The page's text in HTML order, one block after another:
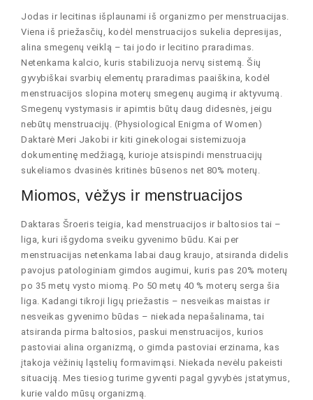
Jodas ir lecitinas išplaunami iš organizmo per menstruacijas.
Viena iš priežasčių, kodėl menstruacijos sukelia depresijas,
alina smegenų veiklą – tai jodo ir lecitino praradimas.
Netenkama kalcio, kuris stabilizuoja nervų sistemą. Šių
gyvybiškai svarbių elementų praradimas paaiškina, kodėl
menstruacijos slopina moterų smegenų augimą ir aktyvumą.
Smegenų vystymasis ir apimtis būtų daug didesnės, jeigu
nebūtų menstruacijų. (Physiological Enigma of Women)
Daktarė Meri Jakobi ir kiti ginekologai sistemizuoja
dokumentinę medžiagą, kurioje atsispindi menstruacijų
sukeliamos dvasinės kritinės būsenos net 80% moterų.
Miomos, vėžys ir menstruacijos
Daktaras Šroeris teigia, kad menstruacijos ir baltosios tai –
liga, kuri išgydoma sveiku gyvenimo būdu. Kai per
menstruacijas netenkama labai daug kraujo, atsiranda didelis
pavojus patologiniam gimdos augimui, kuris pas 20% moterų
po 35 metų vysto miomą. Po 50 metų 40 % moterų serga šia
liga. Kadangi tikroji ligų priežastis – nesveikas maistas ir
nesveikas gyvenimo būdas – niekada nepašalinama, tai
atsiranda pirma baltosios, paskui menstruacijos, kurios
pastoviai alina organizmą, o gimda pastoviai erzinama, kas
įtakoja vėžinių ląstelių formavimąsi. Niekada nevėlu pakeisti
situaciją. Mes tiesiog turime gyventi pagal gyvybės įstatymus,
kurie valdo mūsų organizmą.